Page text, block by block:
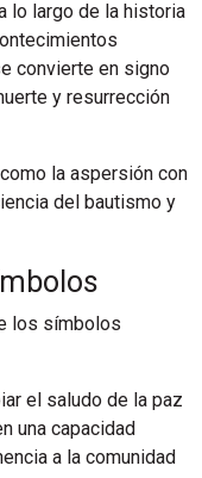
lo largo de la historia
convierte en signo
y resurrección
la aspersión con
del bautismo y
los símbolos
el saludo de la paz
una capacidad
a la comunidad